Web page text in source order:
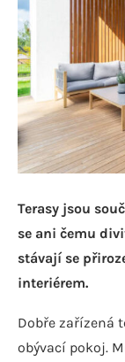
Terasy jsou
se ani čemu
stávají se
interiérem.
Dobře zařízená
obývací pokoj.